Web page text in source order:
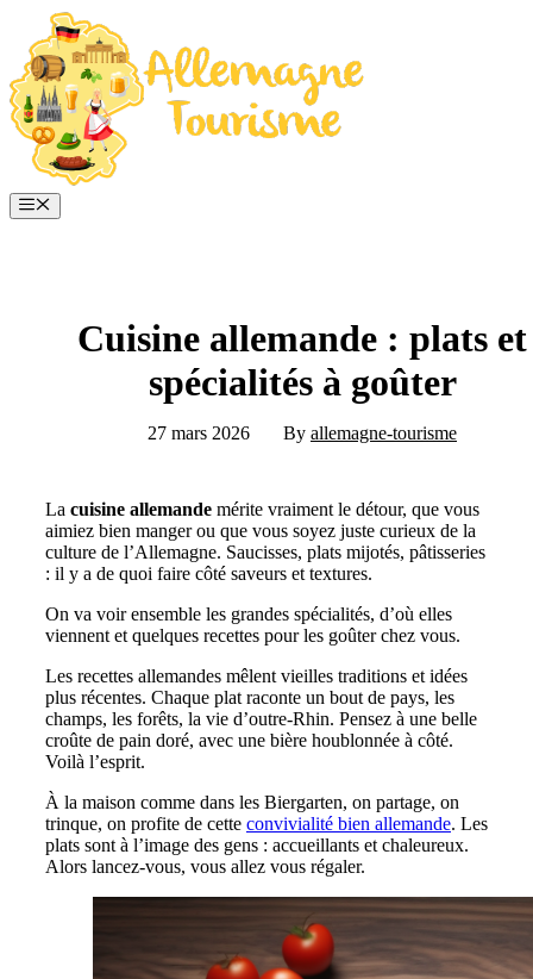
contenu
Menu
Cuisine allemande : plats et
spécialités à goûter
27 mars 2026 By allemagne-tourisme
La cuisine allemande mérite vraiment le détour, que vous
aimiez bien manger ou que vous soyez juste curieux de la
culture de l’Allemagne. Saucisses, plats mijotés, pâtisseries
: il y a de quoi faire côté saveurs et textures.
On va voir ensemble les grandes spécialités, d’où elles
viennent et quelques recettes pour les goûter chez vous.
Les recettes allemandes mêlent vieilles traditions et idées
plus récentes. Chaque plat raconte un bout de pays, les
champs, les forêts, la vie d’outre-Rhin. Pensez à une belle
croûte de pain doré, avec une bière houblonnée à côté.
Voilà l’esprit.
À la maison comme dans les Biergarten, on partage, on
trinque, on profite de cette convivialité bien allemande. Les
plats sont à l’image des gens : accueillants et chaleureux.
Alors lancez-vous, vous allez vous régaler.